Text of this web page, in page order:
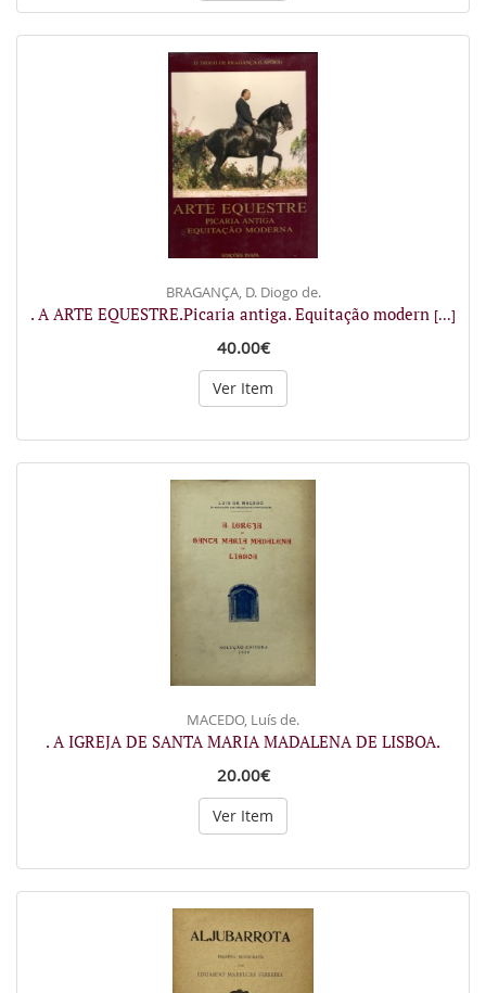
BRAGANÇA, D. Diogo de.
. A ARTE EQUESTRE.Picaria antiga. Equitação modern [...]
40.00€
Ver Item
MACEDO, Luís de.
. A IGREJA DE SANTA MARIA MADALENA DE LISBOA.
20.00€
Ver Item